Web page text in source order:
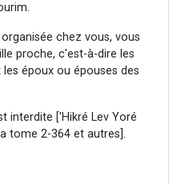
chez vous, vous
proche, c'est-à-dire les
époux ou épouses des
interdite ['Hikré Lev Yoré
tome 2-364 et autres].